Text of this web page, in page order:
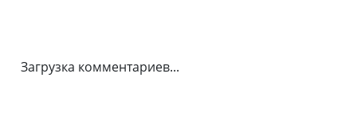
Загрузка комментариев...